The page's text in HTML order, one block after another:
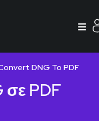
DNG To PDF
PDF